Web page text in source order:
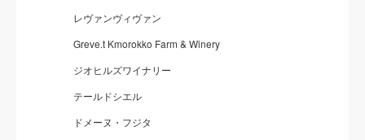
レヴァンヴィヴァン
Greve.t Kmorokko Farm & Winery
ジオヒルズワイナリー
テールドシエル
ドメーヌ・フジタ